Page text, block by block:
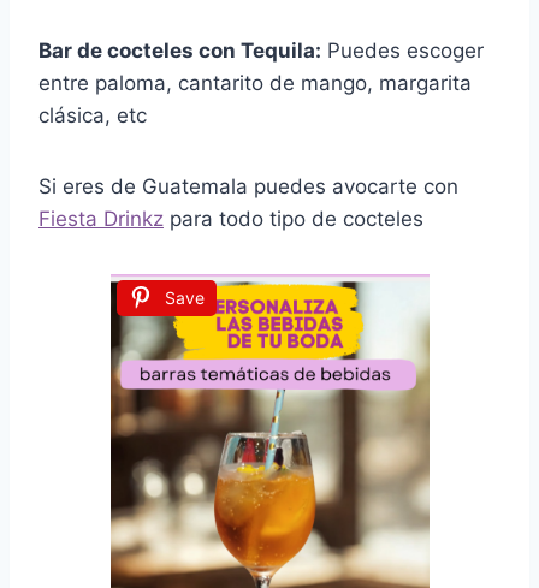
Bar de cocteles con Tequila: Puedes escoger
entre paloma, cantarito de mango, margarita
clásica, etc
Si eres de Guatemala puedes avocarte con
Fiesta Drinkz para todo tipo de cocteles
Save